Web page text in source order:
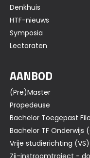
Denkhuis
HTF-nieuws
Symposia
Lectoraten
AANBOD
(Pre)Master
Propedeuse
Bachelor Toegepast
Bachelor TF Onderwijs
Vrije studierichting
Zij-instroomtraject -